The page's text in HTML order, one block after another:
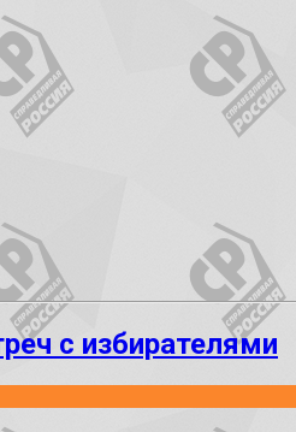
с избирателями